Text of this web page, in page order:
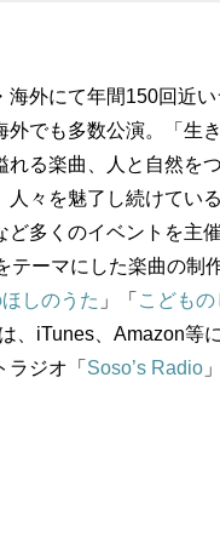
海外にて年間150回近
外でも多数公演。「生
れる楽曲、人と自然を
人々を魅了し続けてい
ど多くのイベントを主
テーマにした楽曲の制
しのうた 」「 こどもの
、iTunes、Amazon等
ジオ「 Soso’s Radio